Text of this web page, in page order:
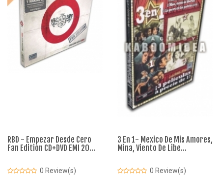
RBD - Empezar Desde Cero
Fan Edition CD+DVD EMI 20...
0 Review(s)
3 En 1- Mexico De Mis Amores,
Mina, Viento De Libe...
0 Review(s)